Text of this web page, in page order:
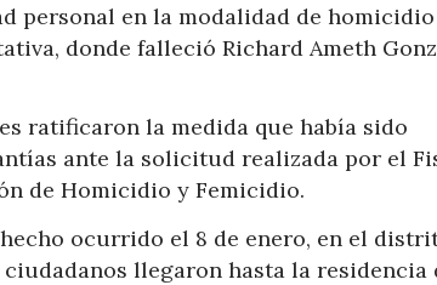
personal en la modalidad de homicidio
donde falleció Richard Ameth
ratificaron la medida que había sido
ante la solicitud realizada por el
de Homicidio y Femicidio.
ocurrido el 8 de enero, en el
llegaron hasta la residencia